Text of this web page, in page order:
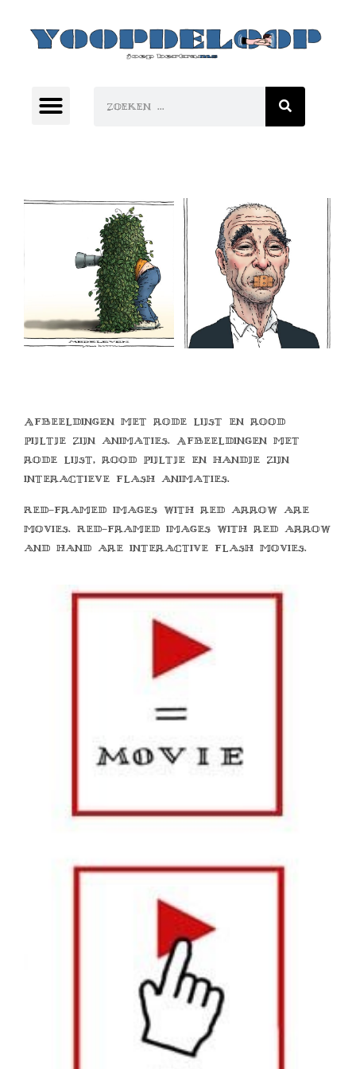
Afbeeldingen met rode lijst en rood
pijltje zijn animaties. Afbeeldingen met
rode lijst, rood pijltje en handje zijn
interactieve flash animaties.
Red-framed images with red arrow are
movies. Red-framed images with red arrow
and hand are interactive flash movies.